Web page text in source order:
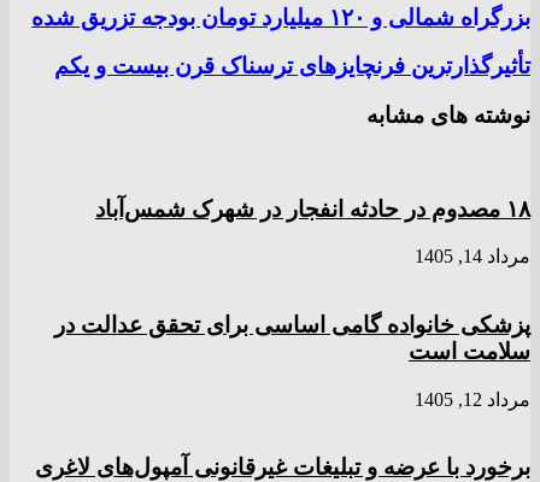
بزرگراه شمالی و ۱۲۰ میلیارد تومان بودجه تزریق شده
تأثیرگذارترین فرنچایزهای ترسناک قرن بیست و یکم
نوشته های مشابه
۱۸ مصدوم در حادثه انفجار در شهرک شمس‌آباد
مرداد 14, 1405
پزشکی خانواده گامی اساسی برای تحقق عدالت در
سلامت است
مرداد 12, 1405
برخورد با عرضه و تبلیغات غیرقانونی آمپول‌های لاغری